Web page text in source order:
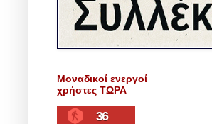
Μοναδικοί ενεργοί
χρήστες ΤΩΡΑ
36